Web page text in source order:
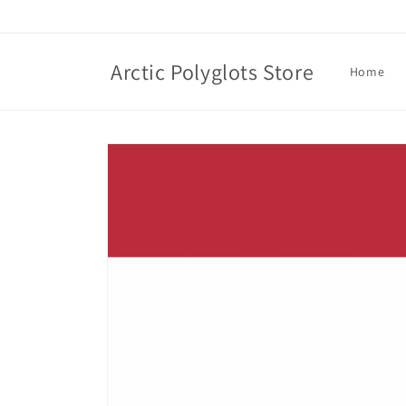
Arctic Polyglots Store Home
Skip to